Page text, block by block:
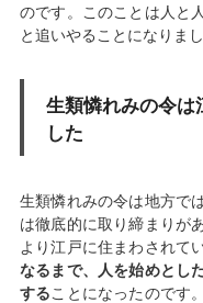
のです。このことは人と
と追いやることになりまし
生類憐れみの令
した
生類憐れみの令は地方で
は徹底的に取り締まりが
より江戸に住まわされて
なるまで、人を始めとし
することになったのです